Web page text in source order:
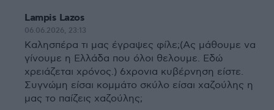
Lampis Lazos
06.06.2026, 23:13
Καλησπέρα τι μας έγραψες φίλε;(Ας μάθουμε να
γίνουμε η Ελλάδα που όλοι θελουμε. Εδώ
χρειάζεται χρόνος.) 6χρονια κυβέρνηση είστε.
Συγνώμη είσαι κομμάτο σκύλο είσαι χαζούλης η
μας το παίζεις χαζούλης;